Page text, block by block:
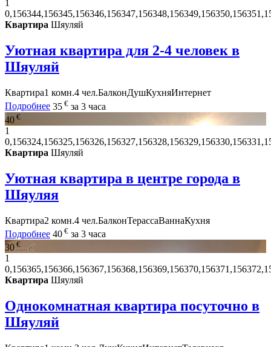
1
Квартира Шяуляй
Уютная квартира для 2-4 человек в
Шяуляй
Квартира1 комн.4 чел.БалконДушКухняИнтернет
Подробнее 35 € за 3 часа
40 €
1
Квартира Шяуляй
Уютная квартира в центре города в
Шяуляя
Квартира2 комн.4 чел.БалконТерассаВаннаКухня
Подробнее 40 € за 3 часа
30 €
1
Квартира Шяуляй
Однокомнатная квартира посуточно в
Шяуляй